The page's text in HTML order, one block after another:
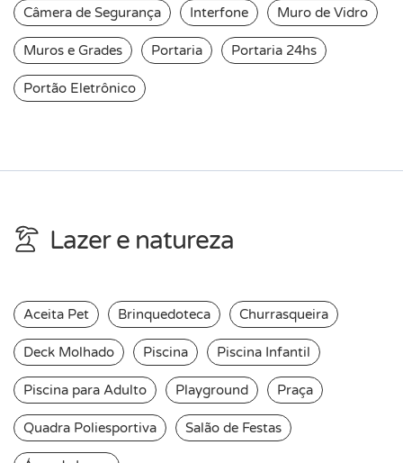
Câmera de Segurança Interfone Muro de Vidro
Muros e Grades Portaria Portaria 24hs
Portão Eletrônico
Lazer e natureza
Aceita Pet Brinquedoteca Churrasqueira
Deck Molhado Piscina Piscina Infantil
Piscina para Adulto Playground Praça
Quadra Poliesportiva Salão de Festas